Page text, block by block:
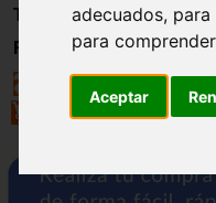
adecuados,
para
Aceptar
Trabajo
Registro